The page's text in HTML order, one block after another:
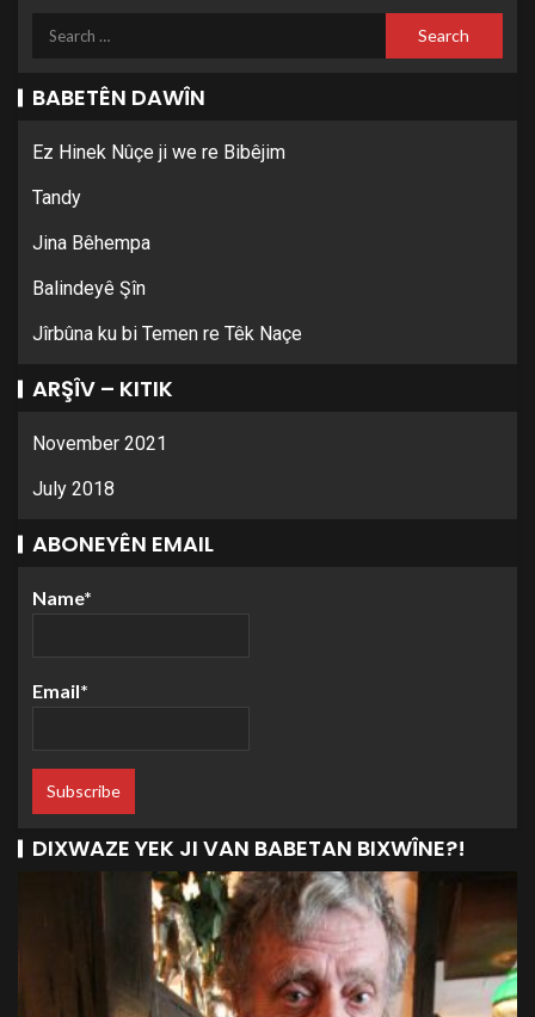
BABETÊN DAWÎN
Ez Hinek Nûçe ji we re Bibêjim
Tandy
Jina Bêhempa
Balindeyê Şîn
Jîrbûna ku bi Temen re Têk Naçe
ARŞÎV – KITIK
November 2021
July 2018
ABONEYÊN EMAIL
Name*
Email*
DIXWAZE YEK JI VAN BABETAN BIXWÎNE?!